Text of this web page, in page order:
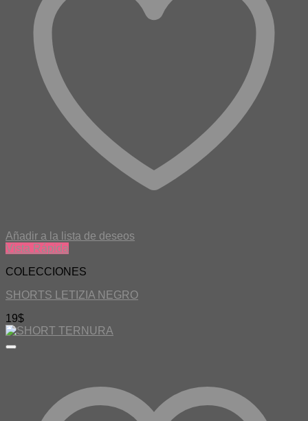
Añadir a la lista de deseos
Vista Rápida
COLECCIONES
SHORTS LETIZIA NEGRO
19$